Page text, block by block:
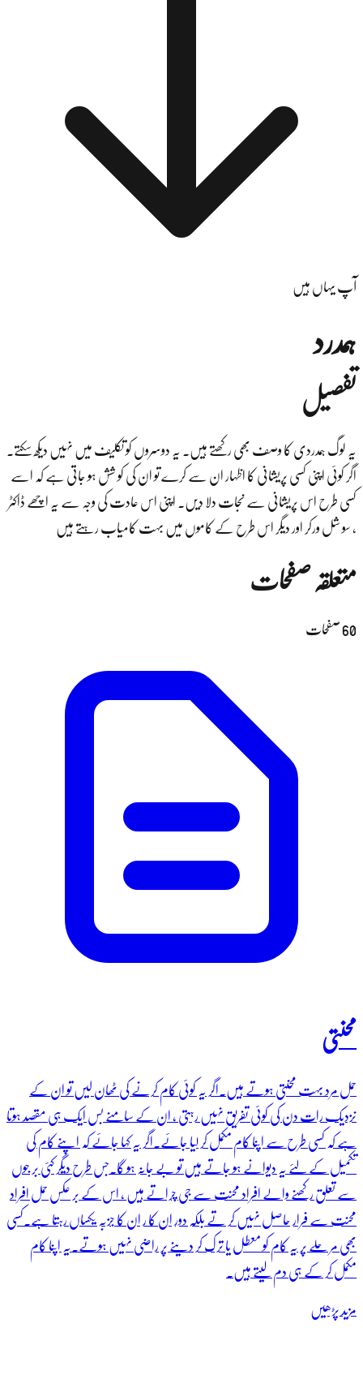
آپ یہاں ہیں
ہمدرد
تفصیل
یہ لوگ ہمدردی کا وصف بھی رکھتے ہیں۔ یہ دوسروں کو تکلیف میں نہیں دیکھ سکتے۔
اگر کوئی اپنی کسی پریشانی کا اظہار ان سے کرے تو ان کی کو شش ہو جاتی ہے کہ اسے
کسی طرح اس پریشانی سے نجات دلا دیں۔ اپنی اس عادت کی وجہ سے یہ اچھے ڈاکٹر
، سو شل ورکر اور دیگر اس طرح کے کاموں میں بہت کامیاب رہتے ہیں
متعلقہ صفحات
60صفحات
محنتی
حمل مرد بہت محنتی ہوتے ہیں۔اگر یہ کوئی کام کرنے کی ٹھان لیں تو ان کے
نزدیک رات دن کی کوئی تفریق نہیں رہتی ، ان کے سامنے بس ایک ہی مقصد ہوتا
ہے کہ کسی طرح سے اپنا کام مکمل کر لیا جائے۔اگر یہ کہا جائے کہ اپنے کام کی
تکمیل کے لئے یہ دیوانے ہو جاتے ہیں تو بے جانہ ہو گا۔جس طرح دیگر کئی بر جوں
سے تعلق رکھنے والے افراد محنت سے جی چراتے ہیں ، اس کے بر عکس حمل افراد
محنت سے فرار حاصل نہیں کر تے بلکہ دور ان کا ر ان کا جزبہ یکساں رہتا ہے۔کسی
بھی مر حلے پر یہ کام کو معطل یا ترک کر دینے پر راضی نہیں ہوتے۔یہ اپنا کام
مکمل کر کے ہی دم لیتے ہیں۔
مزید پڑھیں